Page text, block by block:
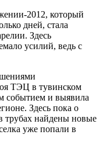
2012, который
дней, стала
Здесь
усилий, ведь с
ТЭЦ в тувинском
событием и выявила
Здесь пока о
трубах найдены новые
уже попали в